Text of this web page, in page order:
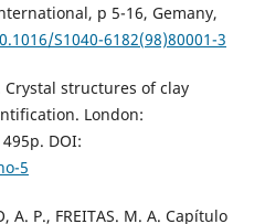
p 5-16, Gemany,
S1040-6182(98)80001-3
Crystal structures of clay
London:
DOI:
5
A. P., FREITAS. M. A. Capítulo